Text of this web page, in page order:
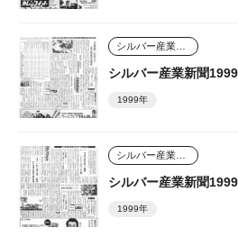
シルバー産業新聞
1999年
シルバー産業新聞
1999年